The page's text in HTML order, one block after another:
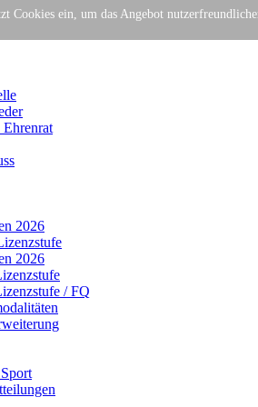
e.V. Der Verband für Gymnastik +
Ehrenrat
2026
2026
/ FQ
Cookies ein, um das Angebot